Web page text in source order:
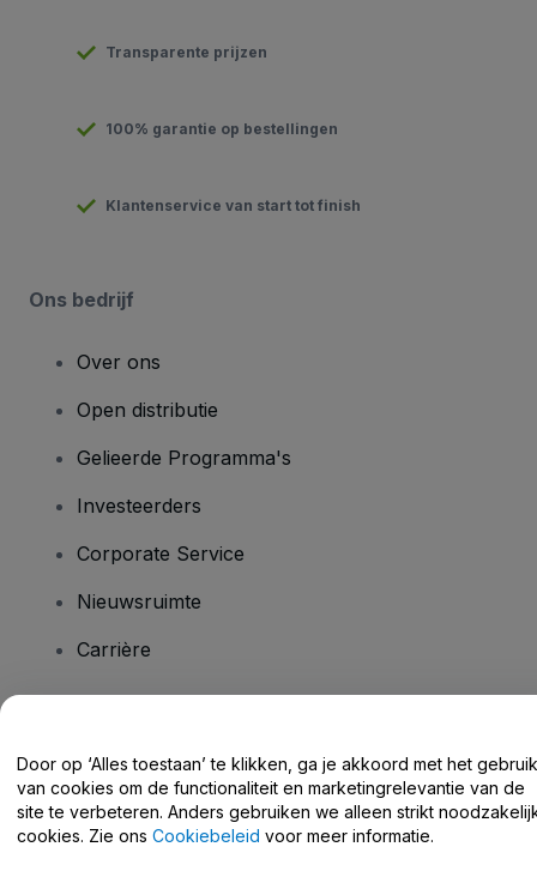
Transparente prijzen
100% garantie op bestellingen
Klantenservice van start tot finish
Ons bedrijf
Over ons
Open distributie
Gelieerde Programma's
Investeerders
Corporate Service
Nieuwsruimte
Carrière
Helpcentrum / Neem Contact Met Ons Op
Door op ‘Alles toestaan’ te klikken, ga je akkoord met het gebruik
van cookies om de functionaliteit en marketingrelevantie van de
site te verbeteren. Anders gebruiken we alleen strikt
cookies. Zie ons Cookiebeleid voor meer informatie.